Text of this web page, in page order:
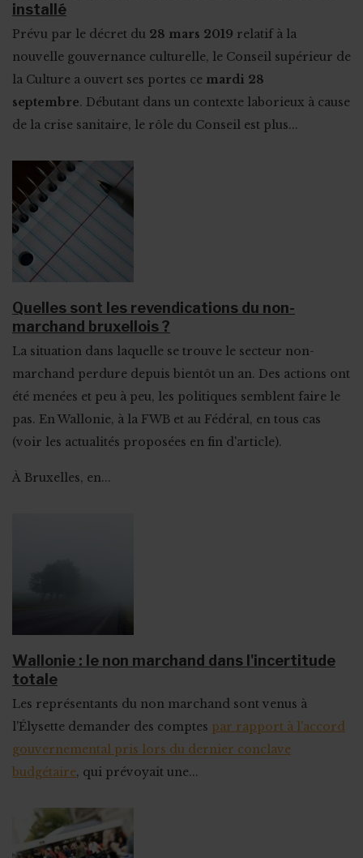
installé
Prévu par le décret du 28 mars 2019 relatif à la
nouvelle gouvernance culturelle, le Conseil supérieur de
la Culture a ouvert ses portes ce mardi 28
septembre. Débutant dans un contexte laborieux à cause
de la crise sanitaire, le rôle du Conseil est plus...
Quelles sont les revendications du non-
marchand bruxellois ?
La situation dans laquelle se trouve le secteur non-
marchand perdure depuis bientôt un an. Des actions ont
été menées et peu à peu, les politiques semblent faire le
pas. En Wallonie, à la FWB et au Fédéral, en tous cas
(voir les actualités proposées en fin d'article).
À Bruxelles, en...
Wallonie : le non marchand dans l'incertitude
totale
Les représentants du non marchand sont venus à
l'Élysette demander des comptes par rapport à l'accord
gouvernemental pris lors du dernier conclave
budgétaire, qui prévoyait une...